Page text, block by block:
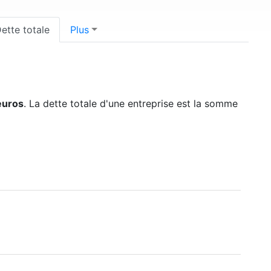
totale Plus
. La dette totale d'une entreprise est la somme